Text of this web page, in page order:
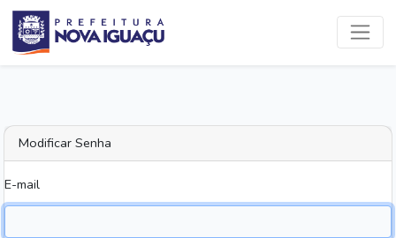
Modificar Senha
E-mail